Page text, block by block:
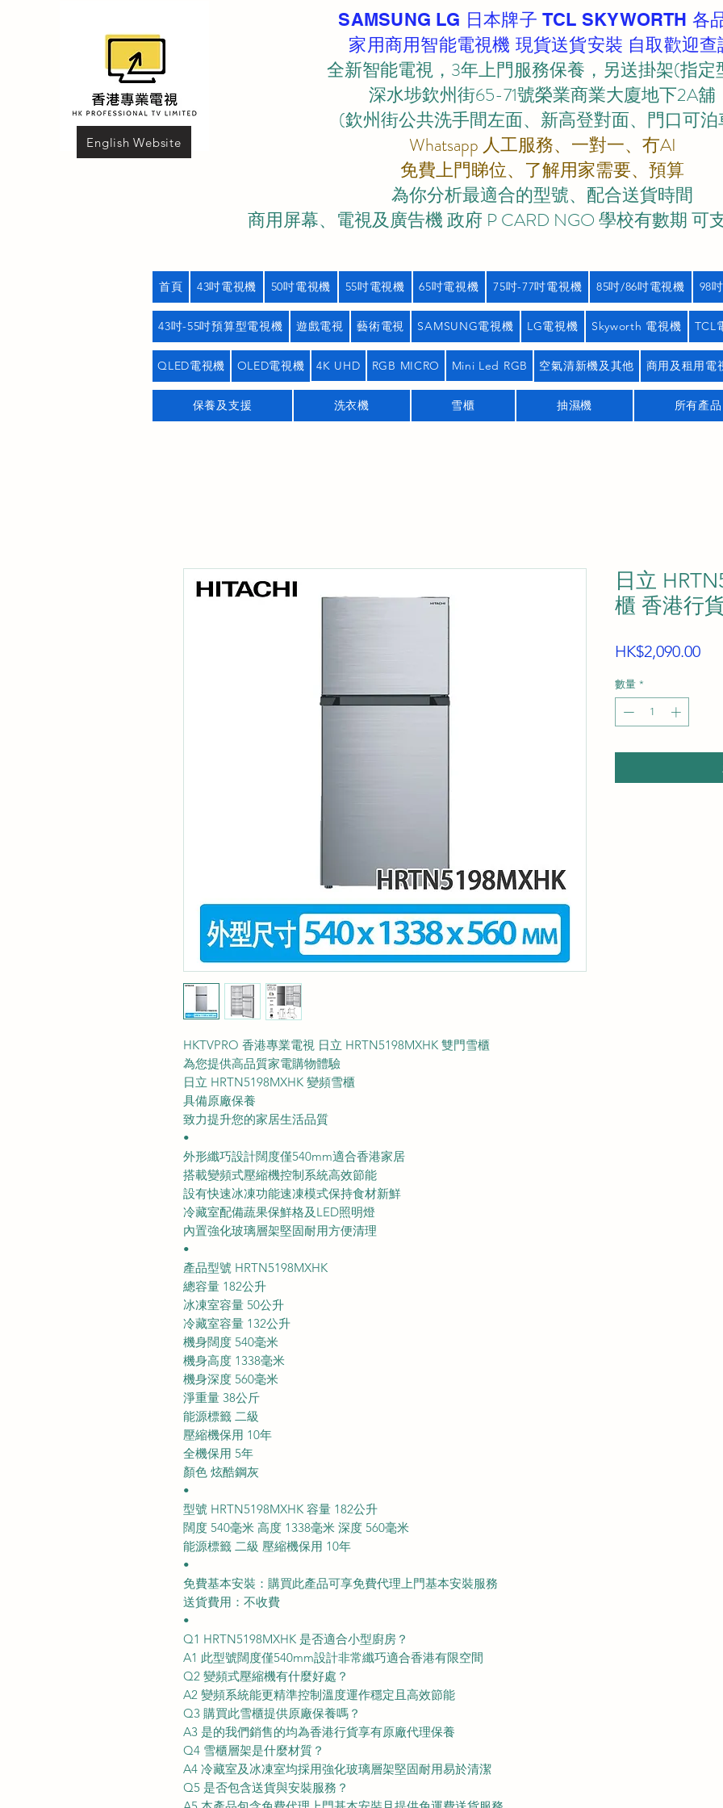
English Website
SAMSUNG LG 日本牌子 TCL SKYWORTH 各
家用商用智能電視機 現貨送貨安裝 自取歡迎查
全新智能電視，3年上門服務保養，另送掛架(指定
深水埗欽州街65-71號榮業商業大廈地下2A舖
(欽州街公共洗手間左面、新高登對面、門口可泊
Whatsapp 人工服務、一對一、冇AI
免費上門睇位、了解用家需要、預算
為你分析最適合的型號、配合送貨時間
商用屏幕、電視及廣告機 政府 P CARD NGO 學校有數期 可
首頁 43吋電視機 50吋電視機 55吋電視機 65吋電視機 75吋-77吋電視機 85吋/86吋電視機 98
43吋-55吋預算型電視機 遊戲電視 藝術電視 SAMSUNG電視機 LG電視機 Skyworth 電視機 TCL
QLED電視機 OLED電視機 4K UHD RGB MICRO Mini Led RGB 空氣清新機及其他 商用及租用電
保養及支援 洗衣機 雪櫃 抽濕機 所有產品
HKTVPRO 香港專業電視 日立 HRTN5198MXHK 雙門雪櫃
為您提供高品質家電購物體驗
日立 HRTN5198MXHK 變頻雪櫃
具備原廠保養
致力提升您的家居生活品質
•
外形纖巧設計闊度僅540mm適合香港家居
搭載變頻式壓縮機控制系統高效節能
設有快速冰凍功能速凍模式保持食材新鮮
冷藏室配備蔬果保鮮格及LED照明燈
內置強化玻璃層架堅固耐用方便清理
•
產品型號 HRTN5198MXHK
總容量 182公升
冰凍室容量 50公升
冷藏室容量 132公升
機身闊度 540毫米
機身高度 1338毫米
機身深度 560毫米
淨重量 38公斤
能源標籤 二級
壓縮機保用 10年
全機保用 5年
顏色 炫酷鋼灰
•
型號 HRTN5198MXHK 容量 182公升
闊度 540毫米 高度 1338毫米 深度 560毫米
能源標籤 二級 壓縮機保用 10年
•
免費基本安裝：購買此產品可享免費代理上門基本安裝服務
送貨費用：不收費
•
Q1 HRTN5198MXHK 是否適合小型廚房？
A1 此型號闊度僅540mm設計非常纖巧適合香港有限空間
Q2 變頻式壓縮機有什麼好處？
A2 變頻系統能更精準控制溫度運作穩定且高效節能
Q3 購買此雪櫃提供原廠保養嗎？
A3 是的我們銷售的均為香港行貨享有原廠代理保養
Q4 雪櫃層架是什麼材質？
A4 冷藏室及冰凍室均採用強化玻璃層架堅固耐用易於清潔
Q5 是否包含送貨與安裝服務？
日立
櫃 香港行
HK$2,090.00價
數量 *